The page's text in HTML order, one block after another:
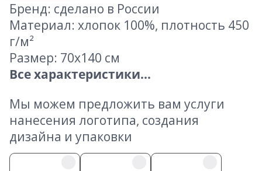
Бренд: сделано в России
Материал: хлопок 100%, плотность 450
г/м²
Размер: 70х140 см
Все характеристики...
Мы можем предложить вам услуги
нанесения логотипа, создания
дизайна и упаковки